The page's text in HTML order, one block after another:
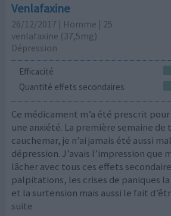
Venlafaxine
26/12/2017 | Homme | 25
venlafaxine (37,5mg)
Dépression
Efficacité
Quantité effets secondaires
Ce médicament m’a été prescrit
une anxiété. La première semaine
cauchemar, je n’ai jamais été aussi
dépression. J’avais l’impression que
lâcher avec tous ces effets
palpitations, les crises de paniques
et la surtension mais aussi le fait
suite